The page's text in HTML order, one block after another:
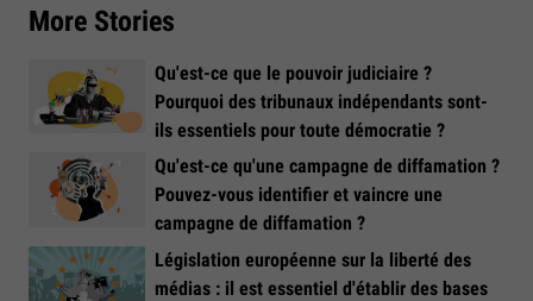
More Stories
Qu'est-ce que le pouvoir judiciaire ?
Pourquoi des tribunaux indépendants sont-
ils essentiels pour toute démocratie ?
Qu'est-ce qu'une campagne de diffamation ?
Pouvez-vous identifier et vaincre une
campagne de diffamation ?
Législation européenne sur la liberté des
médias : il est essentiel d'établir des bases